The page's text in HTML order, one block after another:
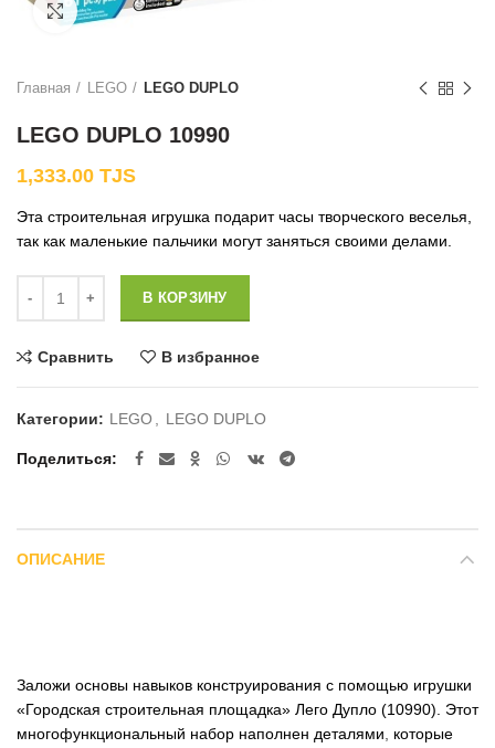
Нажмите, чтобы увеличить
Главная LEGO LEGO DUPLO
LEGO DUPLO 10990
1,333.00 TJS
Эта строительная игрушка подарит часы творческого веселья,
так как маленькие пальчики могут заняться своими делами.
В КОРЗИНУ
Сравнить В избранное
Категории: LEGO LEGO DUPLO
Поделиться
ОПИСАНИЕ
Заложи основы навыков конструирования с помощью игрушки
«Городская строительная площадка» Лего Дупло (10990). Этот
многофункциональный набор наполнен деталями
которые